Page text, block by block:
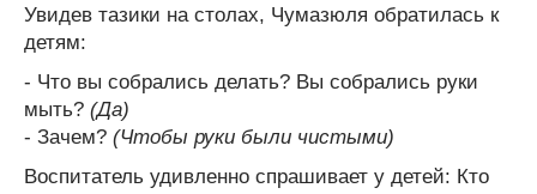
Увидев тазики на столах, Чумазюля обратилась к
детям:
- Что вы собрались делать? Вы собрались руки
мыть? (Да)
- Зачем? (Чтобы руки были чистыми)
Воспитатель удивленно спрашивает у детей: Кто